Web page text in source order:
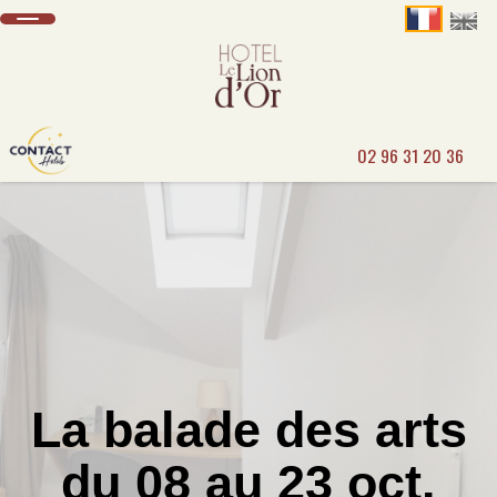
02 96 31 20 36
La balade des arts
du 08 au 23 oct.